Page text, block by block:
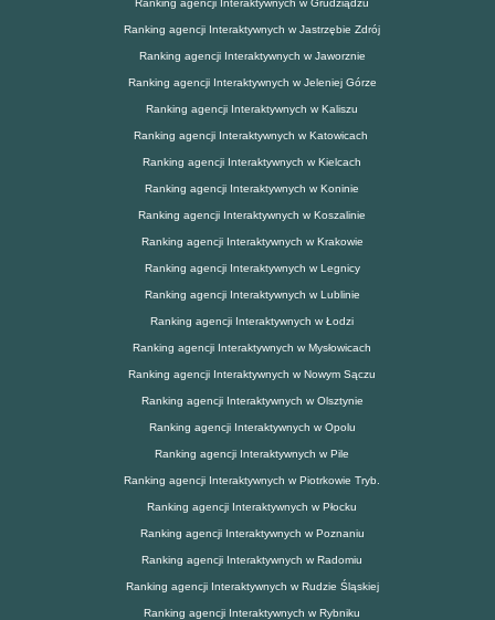
Ranking agencji Interaktywnych w Grudziądzu
Ranking agencji Interaktywnych w Jastrzębie Zdrój
Ranking agencji Interaktywnych w Jaworznie
Ranking agencji Interaktywnych w Jeleniej Górze
Ranking agencji Interaktywnych w Kaliszu
Ranking agencji Interaktywnych w Katowicach
Ranking agencji Interaktywnych w Kielcach
Ranking agencji Interaktywnych w Koninie
Ranking agencji Interaktywnych w Koszalinie
Ranking agencji Interaktywnych w Krakowie
Ranking agencji Interaktywnych w Legnicy
Ranking agencji Interaktywnych w Lublinie
Ranking agencji Interaktywnych w Łodzi
Ranking agencji Interaktywnych w Mysłowicach
Ranking agencji Interaktywnych w Nowym Sączu
Ranking agencji Interaktywnych w Olsztynie
Ranking agencji Interaktywnych w Opolu
Ranking agencji Interaktywnych w Pile
Ranking agencji Interaktywnych w Piotrkowie Tryb.
Ranking agencji Interaktywnych w Płocku
Ranking agencji Interaktywnych w Poznaniu
Ranking agencji Interaktywnych w Radomiu
Ranking agencji Interaktywnych w Rudzie Śląskiej
Ranking agencji Interaktywnych w Rybniku